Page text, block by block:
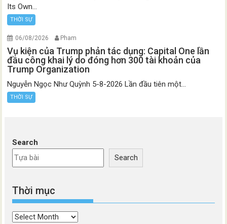
Its Own...
THỜI SỰ
06/08/2026 Pham
Vụ kiện của Trump phản tác dụng: Capital One lần
đầu công khai lý do đóng hơn 300 tài khoản của
Trump Organization
Nguyễn Ngọc Như Quỳnh 5-8-2026 Lần đầu tiên một...
THỜI SỰ
Search
Search
Thời mục
Thời